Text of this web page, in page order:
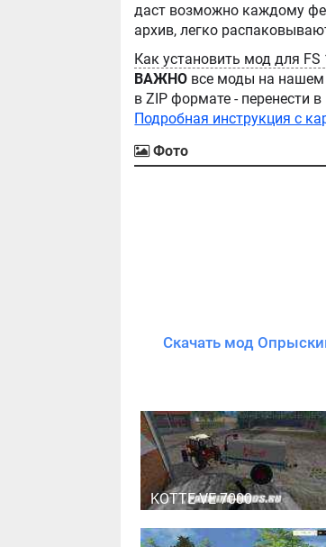
даст возможно каждому
ВАЖНО все моды на нашем
в ZIP формате - перенести
Подробная инструкция с
Фото
KOTTE VE 7000